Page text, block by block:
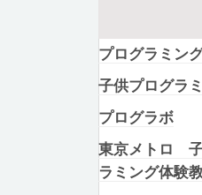
プログラミン
子供プログラ
プログラボ
東京メトロ 子
ラミング体験